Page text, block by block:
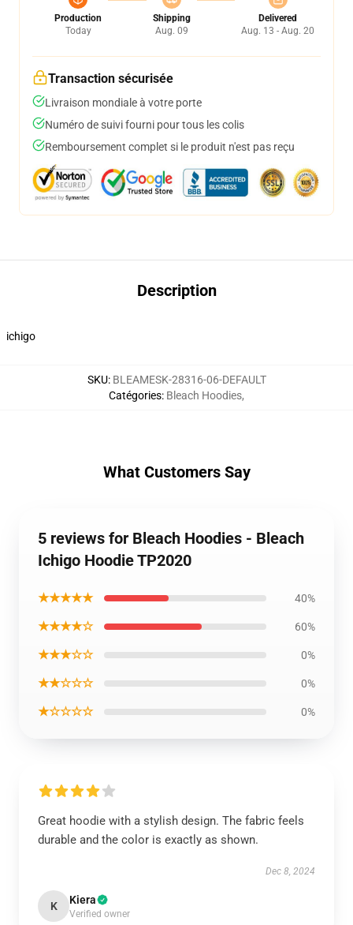
Production
Today
Shipping
Aug. 09
Delivered
Aug. 13 - Aug. 20
Transaction sécurisée
Livraison mondiale à votre porte
Numéro de suivi fourni pour tous les colis
Remboursement complet si le produit n'est pas reçu
Description
ichigo
SKU: BLEAMESK-28316-06-DEFAULT
Catégories: Bleach Hoodies,
What Customers Say
5 reviews for Bleach Hoodies - Bleach
Ichigo Hoodie TP2020
★★★★★ 40%
★★★★☆ 60%
★★★☆☆ 0%
★★☆☆☆ 0%
★☆☆☆☆ 0%
Great hoodie with a stylish design. The fabric feels
durable and the color is exactly as shown.
Dec 8, 2024
K Kiera
Verified owner